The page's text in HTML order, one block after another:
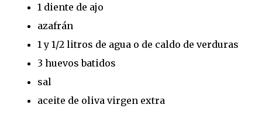
1 diente de ajo
azafrán
1 y 1/2 litros de agua o de caldo de verduras
3 huevos batidos
sal
aceite de oliva virgen extra